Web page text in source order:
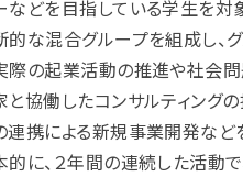
などを目指している学生を対
的な混合グループを組成し、
際の起業活動の推進や社会問
と協働したコンサルティング
連携による新規事業開発など
的に、２年間の連続した活動